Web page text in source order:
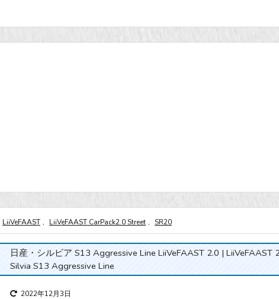
LiiVeFAAST , LiiVeFAAST CarPack2.0 Street , SR20
日産・シルビア S13 Aggressive Line LiiVeFAAST 2.0 | LiiVeFAAST
Silvia S13 Aggressive Line
2022年12月3日